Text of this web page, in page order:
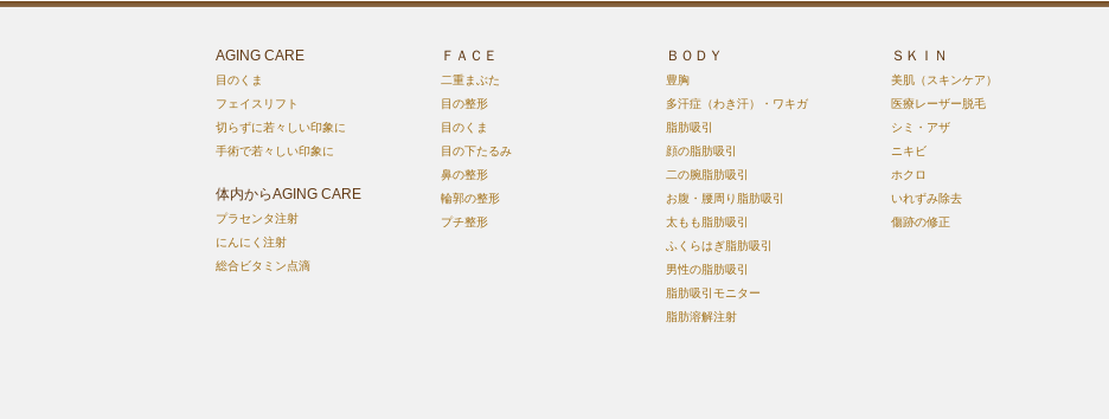
AGING CARE
目のくま
フェイスリフト
切らずに若々しい印象に
手術で若々しい印象に
体内からAGING CARE
プラセンタ注射
にんにく注射
総合ビタミン点滴
ＦＡＣＥ
二重まぶた
目の整形
目のくま
目の下たるみ
鼻の整形
輪郭の整形
プチ整形
ＢＯＤＹ
豊胸
多汗症（わき汗）・ワキガ
脂肪吸引
顔の脂肪吸引
二の腕脂肪吸引
お腹・腰周り脂肪吸引
太もも脂肪吸引
ふくらはぎ脂肪吸引
男性の脂肪吸引
脂肪吸引モニター
脂肪溶解注射
ＳＫＩＮ
美肌（スキンケア）
医療レーザー脱毛
シミ・アザ
ニキビ
ホクロ
いれずみ除去
傷跡の修正